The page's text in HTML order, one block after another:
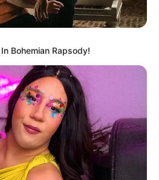
LA CALERA,
CUNDINAMARCA
de abuelos de la casa que
habitan hace más de
medio siglo, en La Calera
APARTAMENTO
Nuevo decreto permitiría a
la Policía sacar vecinos
problemáticos de
conjuntos
Bohemian Rapsody!